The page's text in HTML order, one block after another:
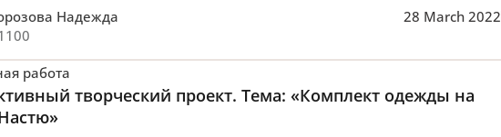
Надежда
28 March 2022
работа
творческий проект. Тема: «Комплект одежды на